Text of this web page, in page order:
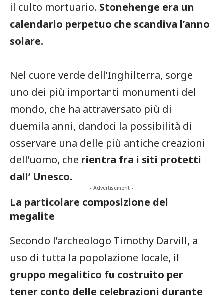
il culto mortuario. Stonehenge era un
calendario perpetuo che scandiva l’anno
solare.
Nel cuore verde dell’Inghilterra, sorge
uno dei più importanti monumenti del
mondo, che ha attraversato più di
duemila anni, dandoci la possibilità di
osservare una delle più antiche creazioni
dell’uomo, che rientra fra i siti protetti
dall’ Unesco.
- Advertisement -
La particolare composizione del
megalite
Secondo l’archeologo Timothy Darvill, a
uso di tutta la popolazione locale, il
gruppo megalitico fu costruito per
tener conto delle celebrazioni durante